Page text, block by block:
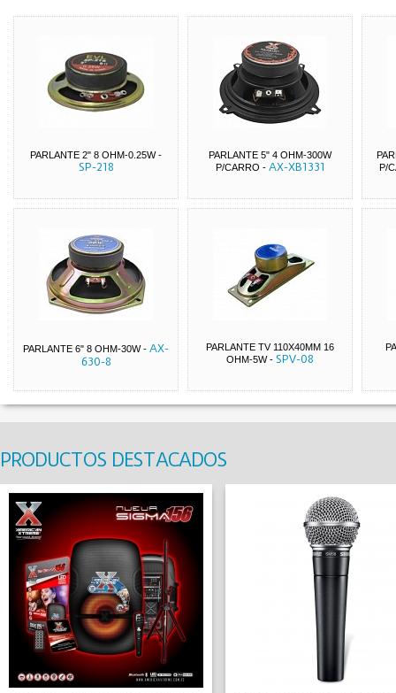
PARLANTE 2" 8 OHM-0.25W-
SP-218
PARLANTE 5" 4 OHM-300W
P/CARRO - AX-XB1331
P/
PARLANTE 6" 8 OHM-30W- AX-
630-8
PARLANTE TV 110X40MM 16
OHM-5W- SPV-08
PRODUCTOS DESTACADOS